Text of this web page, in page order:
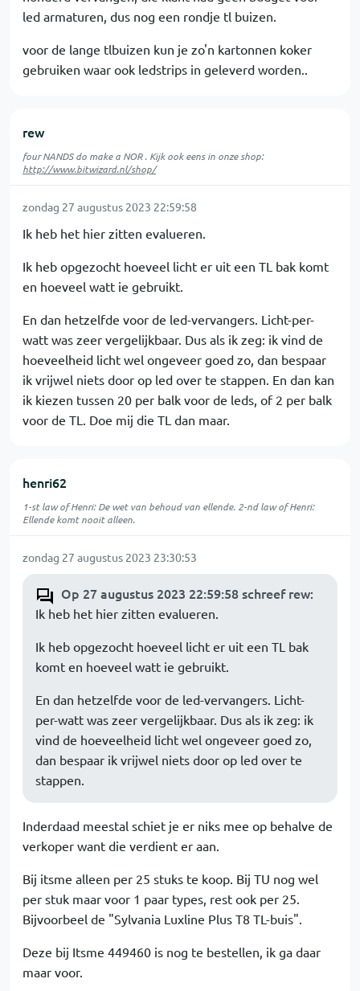
led armaturen, dus nog een rondje tl buizen.
voor de lange tlbuizen kun je zo'n kartonnen koker
gebruiken waar ook ledstrips in geleverd worden..
rew
four NANDS do make a NOR . Kijk ook eens in onze shop:
http://www.bitwizard.nl/shop/
zondag 27 augustus 2023 22:59:58
Ik heb het hier zitten evalueren.
Ik heb opgezocht hoeveel licht er uit een TL bak komt
en hoeveel watt ie gebruikt.
En dan hetzelfde voor de led-vervangers. Licht-per-
watt was zeer vergelijkbaar. Dus als ik zeg: ik vind de
hoeveelheid licht wel ongeveer goed zo, dan bespaar
ik vrijwel niets door op led over te stappen. En dan kan
ik kiezen tussen 20 per balk voor de leds, of 2 per balk
voor de TL. Doe mij die TL dan maar.
henri62
1-st law of Henri: De wet van behoud van ellende. 2-nd law of Henri:
Ellende komt nooit alleen.
zondag 27 augustus 2023 23:30:53
Op 27 augustus 2023 22:59:58 schreef rew:
Ik heb het hier zitten evalueren.
Ik heb opgezocht hoeveel licht er uit een TL bak
komt en hoeveel watt ie gebruikt.
En dan hetzelfde voor de led-vervangers. Licht-
per-watt was zeer vergelijkbaar. Dus als ik zeg: ik
vind de hoeveelheid licht wel ongeveer goed zo,
dan bespaar ik vrijwel niets door op led over te
stappen.
Inderdaad meestal schiet je er niks mee op behalve de
verkoper want die verdient er aan.
Bij itsme alleen per 25 stuks te koop. Bij TU nog wel
per stuk maar voor 1 paar types, rest ook per 25.
Bijvoorbeel de "Sylvania Luxline Plus T8 TL-buis".
Deze bij Itsme 449460 is nog te bestellen, ik ga daar
maar voor.